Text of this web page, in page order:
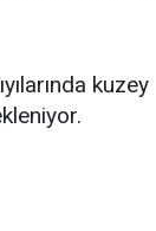
kuzey